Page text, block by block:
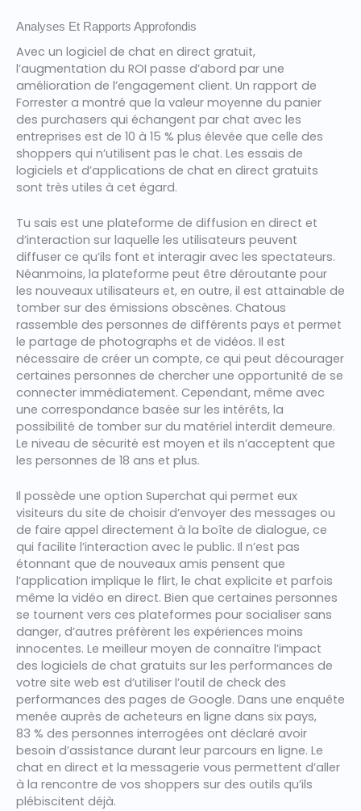
Analyses Et Rapports Approfondis
Avec un logiciel de chat en direct gratuit,
l’augmentation du ROI passe d’abord par une
amélioration de l’engagement client. Un rapport de
Forrester a montré que la valeur moyenne du panier
des purchasers qui échangent par chat avec les
entreprises est de 10 à 15 % plus élevée que celle des
shoppers qui n’utilisent pas le chat. Les essais de
logiciels et d’applications de chat en direct gratuits
sont très utiles à cet égard.
Tu sais est une plateforme de diffusion en direct et
d’interaction sur laquelle les utilisateurs peuvent
diffuser ce qu’ils font et interagir avec les spectateurs.
Néanmoins, la plateforme peut être déroutante pour
les nouveaux utilisateurs et, en outre, il est attainable de
tomber sur des émissions obscènes. Chatous
rassemble des personnes de différents pays et permet
le partage de photographs et de vidéos. Il est
nécessaire de créer un compte, ce qui peut décourager
certaines personnes de chercher une opportunité de se
connecter immédiatement. Cependant, même avec
une correspondance basée sur les intérêts, la
possibilité de tomber sur du matériel interdit demeure.
Le niveau de sécurité est moyen et ils n’acceptent que
les personnes de 18 ans et plus.
Il possède une option Superchat qui permet eux
visiteurs du site de choisir d’envoyer des messages ou
de faire appel directement à la boîte de dialogue, ce
qui facilite l’interaction avec le public. Il n’est pas
étonnant que de nouveaux amis pensent que
l’application implique le flirt, le chat explicite et parfois
même la vidéo en direct. Bien que certaines personnes
se tournent vers ces plateformes pour socialiser sans
danger, d’autres préfèrent les expériences moins
innocentes. Le meilleur moyen de connaître l’impact
des logiciels de chat gratuits sur les performances de
votre site web est d’utiliser l’outil de check des
performances des pages de Google. Dans une enquête
menée auprès de acheteurs en ligne dans six pays,
83 % des personnes interrogées ont déclaré avoir
besoin d’assistance durant leur parcours en ligne. Le
chat en direct et la messagerie vous permettent d’aller
à la rencontre de vos shoppers sur des outils qu’ils
plébiscitent déjà.